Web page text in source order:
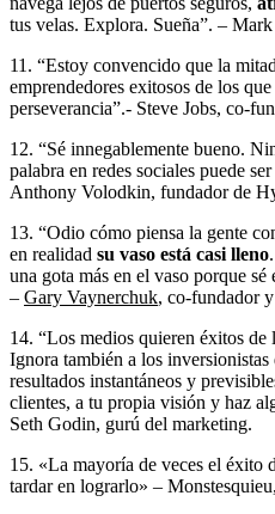
tus velas. Explora. Sueña”. –
11. “Estoy convencido que la
emprendedores exitosos de los
perseverancia”.- Steve Jobs, co-
12. “Sé innegablemente bueno.
palabra en redes sociales puede
Anthony Volodkin, fundador de
13. “Odio cómo piensa la gente
en realidad su vaso está casi lleno
una gota más en el vaso porque
– Gary Vaynerchuk, co-fundador
14. “Los medios quieren éxitos de
Ignora también a los
resultados instantáneos y
clientes, a tu propia visión y haz
Seth Godin, gurú del marketing.
15. «La mayoría de veces el éxito
tardar en lograrlo» –